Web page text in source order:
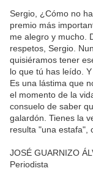
Sergio, ¿Cómo no
premio más
me alegro y mucho.
respetos, Sergio.
quisiéramos tener
lo que tú has leído.
Es una lástima que
el momento de la
consuelo de saber
galardón. Tienes la
resulta "una estafa",
JOSÉ GUARNIZO
Periodista